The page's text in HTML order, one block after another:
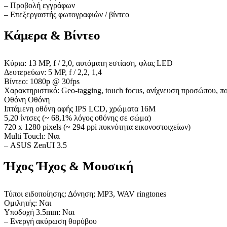
– Προβολή εγγράφων
– Επεξεργαστής φωτογραφιών / βίντεο
Κάμερα & Βίντεο
Κύρια: 13 MP, f / 2,0, αυτόματη εστίαση, φλας LED
Δευτερεύων: 5 MP, f / 2,2, 1,4
Βίντεο: 1080p @ 30fps
Χαρακτηριστικό: Geo-tagging, touch focus, ανίχνευση προσώπου,
Οθόνη Οθόνη
Ιπτάμενη οθόνη αφής IPS LCD, χρώματα 16M
5,20 ίντσες (~ 68,1% λόγος οθόνης σε σώμα)
720 x 1280 pixels (~ 294 ppi πυκνότητα εικονοστοιχείων)
Multi Touch: Ναι
– ASUS ZenUI 3.5
Ήχος Ήχος & Μουσική
Τύποι ειδοποίησης: Δόνηση; MP3, WAV ringtones
Ομιλητής: Ναι
Υποδοχή 3.5mm: Ναι
– Ενεργή ακύρωση θορύβου